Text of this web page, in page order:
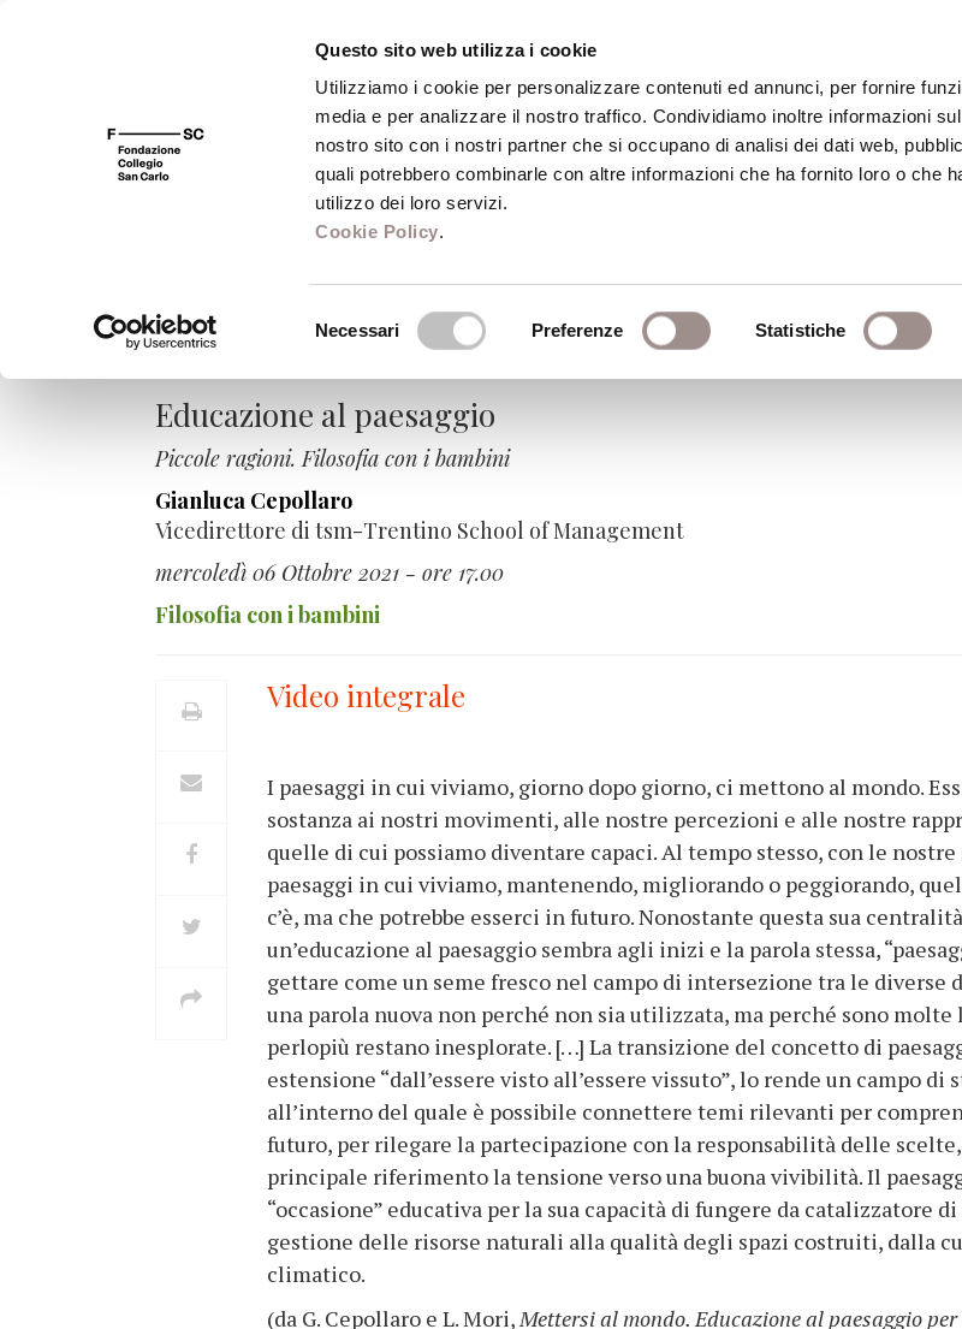
Questo sito web utilizza i cookie
Utilizziamo i cookie per personalizzare contenuti ed annunci, per fornire
media e per analizzare il nostro traffico. Condividiamo inoltre informazioni
nostro sito con i nostri partner che si occupano di analisi dei dati web,
quali potrebbero combinarle con altre informazioni che ha fornito loro o che
utilizzo dei loro servizi.
Cookie Policy.
Necessari Preferenze Statistiche
FSC 400 Fondazione Biblioteca Centro Culturale Centro
Educazione al paesaggio
Piccole ragioni. Filosofia con i bambini
Educazione al paesaggio
Piccole ragioni. Filosofia con i bambini
Gianluca Cepollaro
Vicedirettore di tsm-Trentino School of Management
mercoledì 06 Ottobre 2021 - ore 17.00
Filosofia con i bambini
Video integrale
I paesaggi in cui viviamo, giorno dopo giorno, ci mettono al mondo.
sostanza ai nostri movimenti, alle nostre percezioni e alle nostre
quelle di cui possiamo diventare capaci. Al tempo stesso, con le
paesaggi in cui viviamo, mantenendo, migliorando o peggiorando,
c’è, ma che potrebbe esserci in futuro. Nonostante questa sua
un’educazione al paesaggio sembra agli inizi e la parola stessa,
gettare come un seme fresco nel campo di intersezione tra le
una parola nuova non perché non sia utilizzata, ma perché sono
perlopiù restano inesplorate. […] La transizione del concetto di
estensione “dall’essere visto all’essere vissuto”, lo rende un campo
all’interno del quale è possibile connettere temi rilevanti per
futuro, per rilegare la partecipazione con la responsabilità delle
principale riferimento la tensione verso una buona vivibilità. Il
“occasione” educativa per la sua capacità di fungere da
gestione delle risorse naturali alla qualità degli spazi costruiti, dalla
climatico.
(da G. Cepollaro e L. Mori,Mettersi al mondo. Educazione al paesaggio